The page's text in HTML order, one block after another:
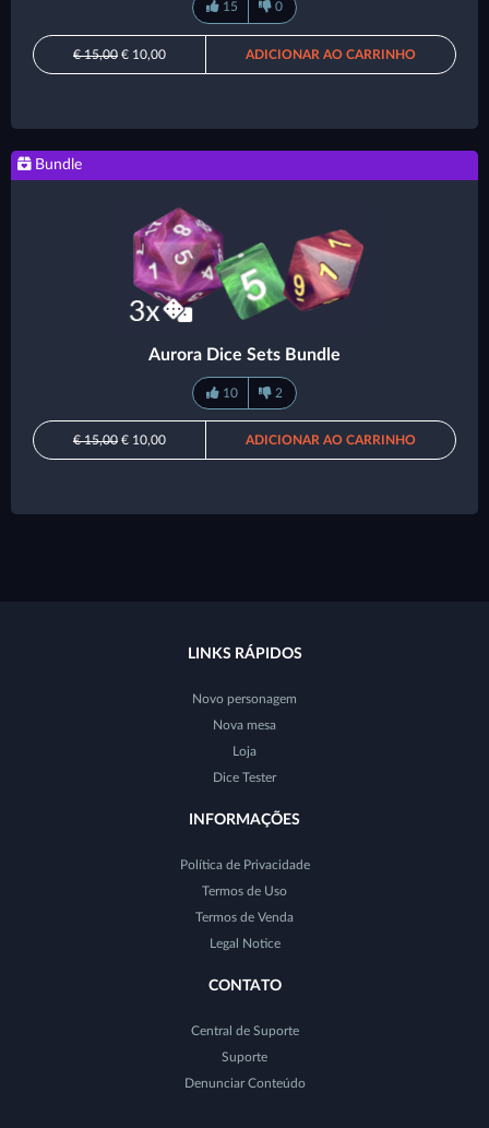
15 0
€ 15,00 € 10,00 ADICIONAR AO CARRINHO
Bundle
Aurora Dice Sets Bundle
10 2
€ 15,00 € 10,00 ADICIONAR AO CARRINHO
LINKS RÁPIDOS
Novo personagem
Nova mesa
Loja
Dice Tester
INFORMAÇÕES
Política de Privacidade
Termos de Uso
Termos de Venda
Legal Notice
CONTATO
Central de Suporte
Suporte
Denunciar Conteúdo